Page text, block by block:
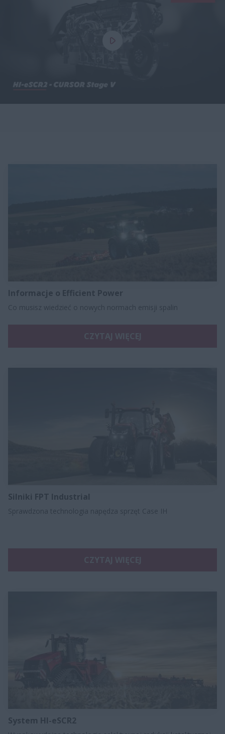
Informacje o Efficient Power
Co musisz wiedzieć o nowych normach emisji spalin
Silniki FPT Industrial
Sprawdzona technologia napędza sprzęt Case IH
System HI-eSCR2